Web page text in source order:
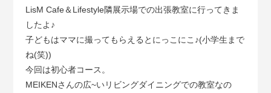
LisM Cafe＆Lifestyle隣展示場での出張教室に行ってきま
したよ♪
子どもはママに撮ってもらえるとにっこにこ♪(小学生まで
ね(笑))
今回は初心者コース。
MEIKENさんの広~いリビングダイニングでの教室なの